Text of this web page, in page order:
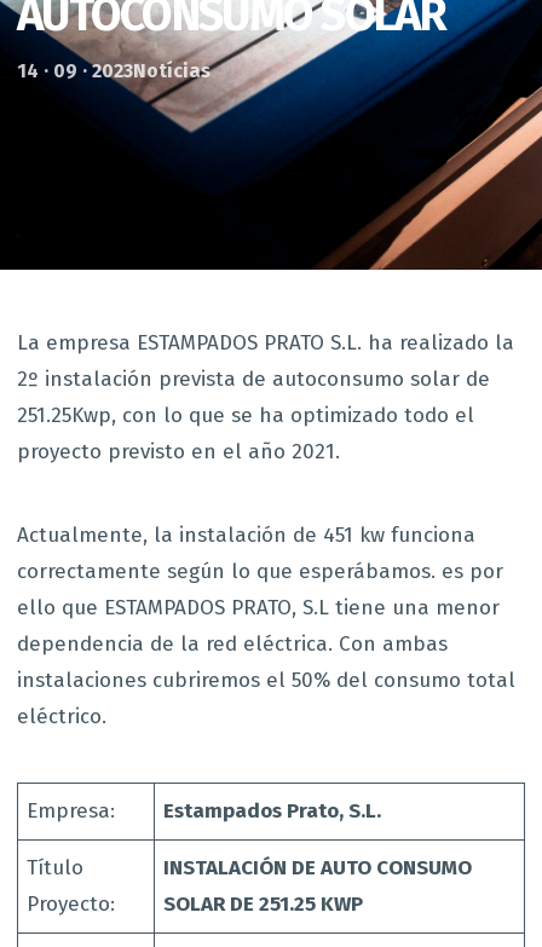
AUTOCONSUMO SOLAR
14 · 09 · 2023Notícias
La empresa ESTAMPADOS PRATO S.L. ha realizado la
2º instalación prevista de autoconsumo solar de
251.25Kwp, con lo que se ha optimizado todo el
proyecto previsto en el año 2021.
Actualmente, la instalación de 451 kw funciona
correctamente según lo que esperábamos. es por
ello que ESTAMPADOS PRATO, S.L tiene una menor
dependencia de la red eléctrica. Con ambas
instalaciones cubriremos el 50% del consumo total
eléctrico.
Empresa: Estampados Prato, S.L.
Título
Proyecto:
INSTALACIÓN DE AUTO CONSUMO
SOLAR DE 251.25 KWP